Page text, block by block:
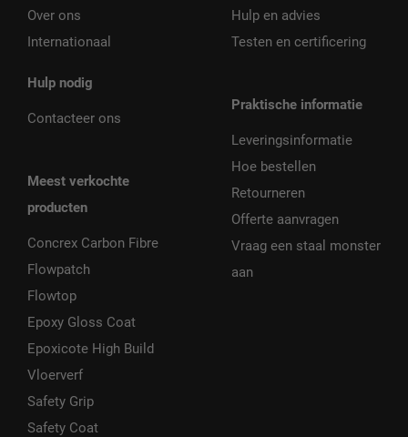
Over ons
Internationaal
Hulp nodig
Contacteer ons
Meest verkochte
producten
Concrex Carbon Fibre
Flowpatch
Flowtop
Epoxy Gloss Coat
Epoxicote High Build
Vloerverf
Safety Grip
Safety Coat
Hulp en advies
Testen en certificering
Praktische informatie
Leveringsinformatie
Hoe bestellen
Retourneren
Offerte aanvragen
Vraag een staal monster
aan